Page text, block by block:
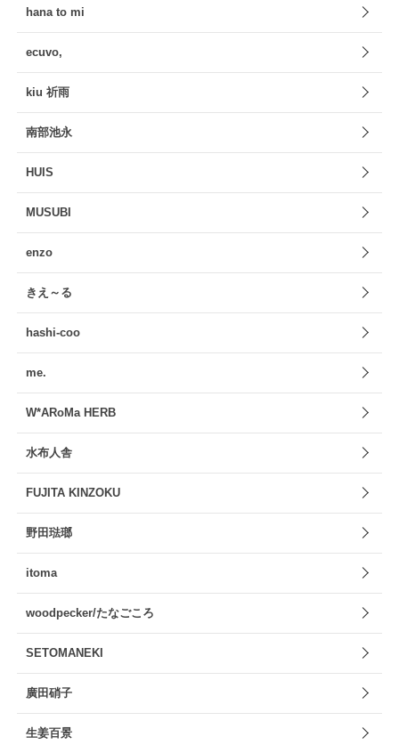
hana to mi
ecuvo,
kiu 祈雨
南部池永
HUIS
MUSUBI
enzo
きえ～る
hashi-coo
me.
W*ARoMa HERB
水布人舎
FUJITA KINZOKU
野田琺瑯
itoma
woodpecker/たなごころ
SETOMANEKI
廣田硝子
生姜百景